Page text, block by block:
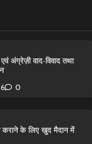
अंग्रेज़ी वाद-विवाद तथा
0
के लिए खुद मैदान में